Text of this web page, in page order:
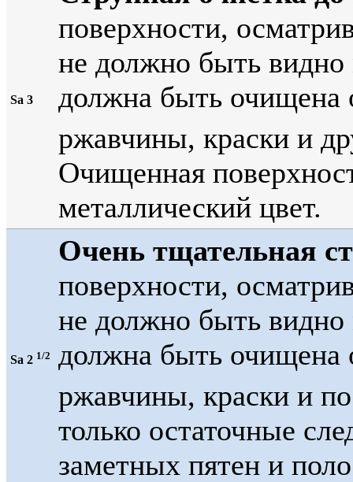
Sa 3
поверхности,
не должно быть видно
должна быть очищена
ржавчины, краски и
Очищенная
металлический цвет.
Sa 2 1/2
Очень тщательная
поверхности,
не должно быть видно
должна быть очищена
ржавчины, краски и
только остаточные
заметных пятен и